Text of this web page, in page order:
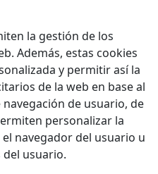
la gestión de los
Además, estas cookies
y permitir así la
de la web en base al
de usuario, de
personalizar la
navegador del usuario u
usuario.